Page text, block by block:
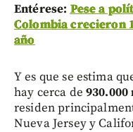
Entérese: Pese a
Colombia crecieron
año
Y es que se estima
hay cerca de
residen
Nueva Jersey y